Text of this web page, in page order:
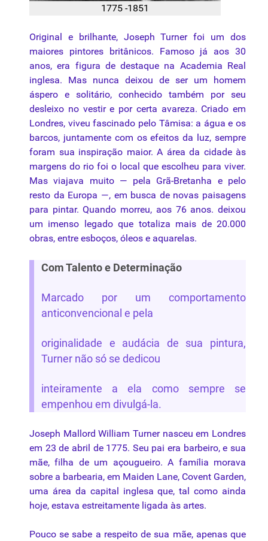
1775 -1851
Original e brilhante, Joseph Turner foi um dos
maiores pintores britânicos. Famoso já aos 30
anos, era figura de destaque na Academia Real
inglesa. Mas nunca deixou de ser um homem
áspero e solitário, conhecido também por seu
desleixo no vestir e por certa avareza. Criado em
Londres, viveu fascinado pelo Tâmisa: a água e os
barcos, juntamente com os efeitos da luz, sempre
foram sua inspiração maior. A área da cidade às
margens do rio foi o local que escolheu para viver.
Mas viajava muito — pela Grã-Bretanha e pelo
resto da Europa —, em busca de novas paisagens
para pintar. Quando morreu, aos 76 anos. deixou
um imenso legado que totaliza mais de 20.000
obras, entre esboços, óleos e aquarelas.
Com Talento e Determinação
Marcado por um comportamento
anticonvencional e pela
originalidade e audácia de sua pintura,
Turner não só se dedicou
inteiramente a ela como sempre se
empenhou em divulgá-la.
Joseph Mallord William Turner nasceu em Londres
em 23 de abril de 1775. Seu pai era barbeiro, e sua
mãe, filha de um açougueiro. A família morava
sobre a barbearia, em Maiden Lane, Covent Garden,
uma área da capital inglesa que, tal como ainda
hoje, estava estreitamente ligada às artes.
Pouco se sabe a respeito de sua mãe, apenas que